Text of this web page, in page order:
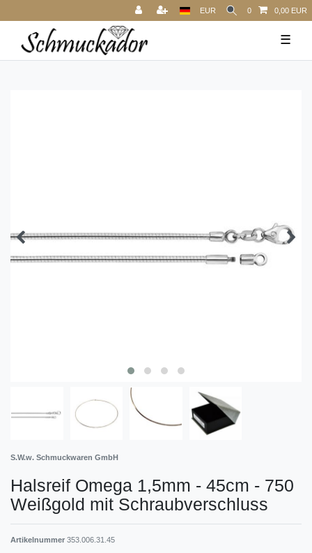
EUR 0 0,00 EUR
☰
S.W.w. Schmuckwaren GmbH
Halsreif Omega 1,5mm - 45cm - 750
Weißgold mit Schraubverschluss
Artikelnummer 353.006.31.45